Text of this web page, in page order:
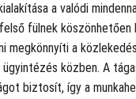
a valódi
fülnek köszönhetően
megkönnyíti a
ügyintézés közben. A
biztosít, így a